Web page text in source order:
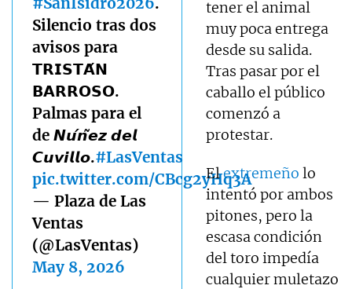
Silencio tras dos
avisos para
𝗧𝗥𝗜𝗦𝗧𝗔́𝗡
𝗕𝗔𝗥𝗥𝗢𝗦𝗢.
Palmas para el
de 𝙉𝙪́𝙣̃𝙚𝙯 𝙙𝙚𝙡
𝘾𝙪𝙫𝙞𝙡𝙡𝙤.#LasVentas
pic.twitter.com/CBcg2yHq3A
— Plaza de Las
Ventas
(@LasVentas)
May 8, 2026
tener el animal
muy poca entrega
desde su salida.
Tras pasar por el
caballo el público
comenzó a
protestar.
Elextremeño lo
intentó por ambos
pitones, pero la
escasa condición
del toro impedía
cualquier muletazo